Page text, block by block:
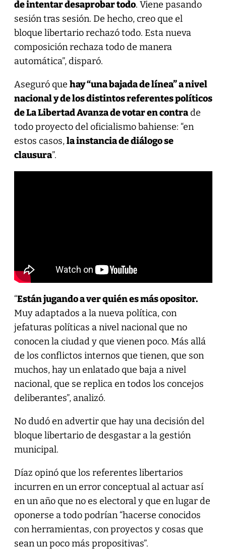
de intentar desaprobar todo. Viene pasando
sesión tras sesión. De hecho, creo que el
bloque libertario rechazó todo. Esta nueva
composición rechaza todo de manera
automática”, disparó.
Aseguró que hay “una bajada de línea” a nivel
nacional y de los distintos referentes políticos
de La Libertad Avanza de votar en contrade
todo proyecto del oficialismo bahiense: “en
estos casos,la instancia de diálogo se
clausura”.
“Están jugando a ver quién es más opositor.
Muy adaptados a la nueva política, con
jefaturas políticas a nivel nacional que no
conocen la ciudad y que vienen poco. Más allá
de los conflictos internos que tienen, que son
muchos, hay un enlatado que baja a nivel
nacional, que se replica en todos los concejos
deliberantes”, analizó.
No dudó en advertir que hay una decisión del
bloque libertario de desgastar a la gestión
municipal.
Díaz opinó que los referentes libertarios
incurren en un error conceptual al actuar así
en un año que no es electoral y que en lugar de
oponerse a todo podrían “hacerse conocidos
con herramientas, con proyectos y cosas que
sean un poco más propositivas”.